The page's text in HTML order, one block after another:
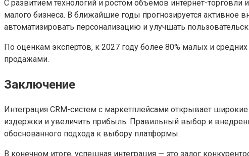
С развитием технологий и ростом объемов интернет-торговли
малого бизнеса. В ближайшие годы прогнозируется активное
автоматизировать персонализацию и улучшать
По оценкам экспертов, к 2027 году более 80% малых и
продажами.
Заключение
Интеграция CRM-систем с маркетплейсами открывает
издержки и увеличить прибыль. Правильный выбор и
обоснованного подхода к выбору платформы.
В конечном итоге, успешная интеграция — это залог